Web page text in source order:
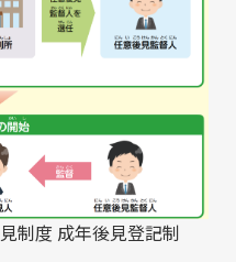
制度 成年後見登記制